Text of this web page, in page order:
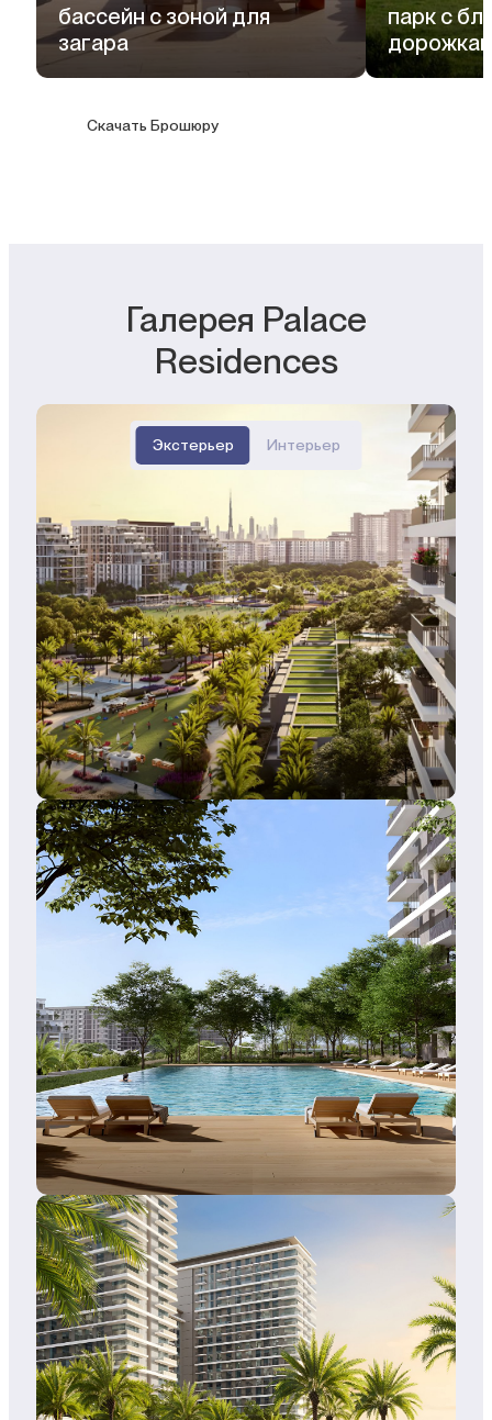
бассейн с зоной для
загара
парк с
Скачать Брошюру
Галерея Palace
Residences
Экстерьер Интерьер